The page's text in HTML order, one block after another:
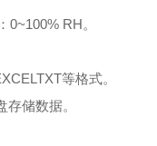
RH。
等格式。
储数据。